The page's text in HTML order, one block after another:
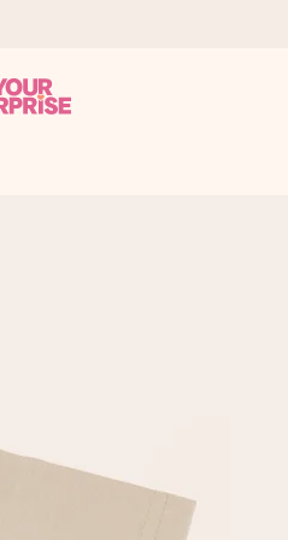
i tide, når den betyr aller mest.
berører hjertet. Ikke noe